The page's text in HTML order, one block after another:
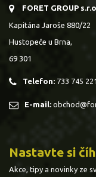
FORET GROUP s.r.o.
Kapitána Jaroše 880/22
Hustopeče u Brna,
69 301
Telefon: 733 745 221
E-mail:
Nastavte si
Akce, tipy a novinky ze